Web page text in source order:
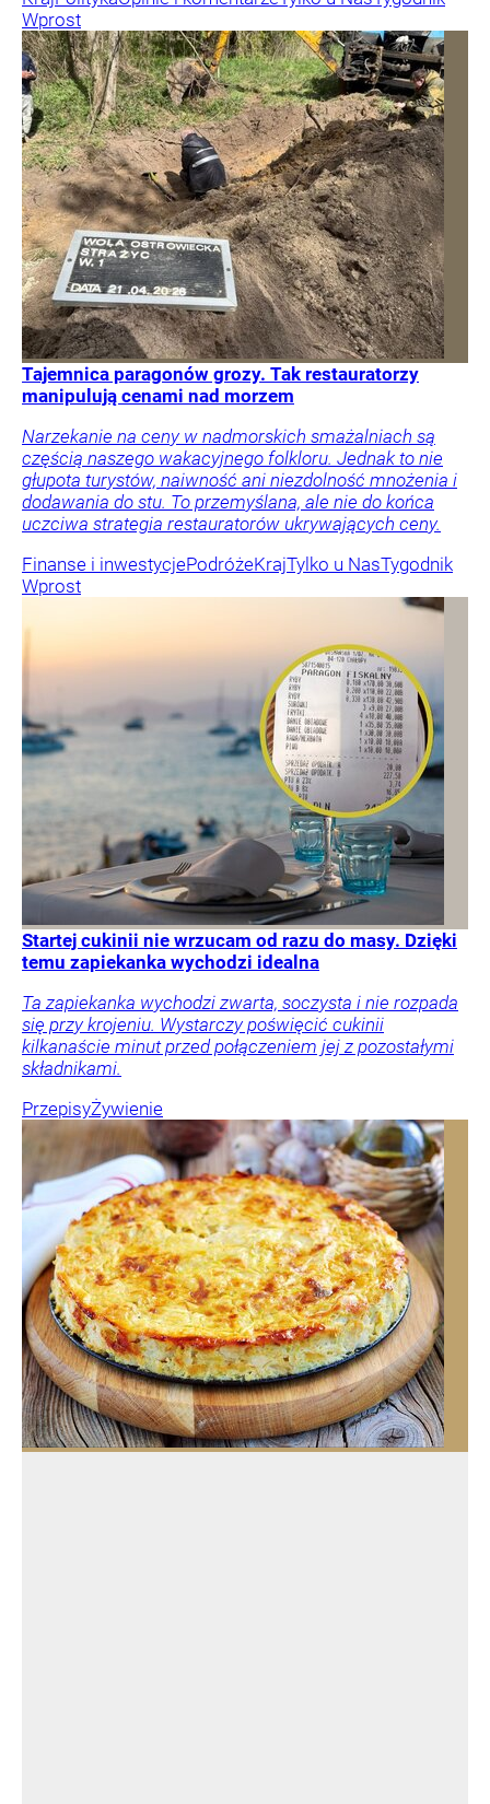
Wprost
Tajemnica paragonów grozy. Tak restauratorzy
manipulują cenami nad morzem
Narzekanie na ceny w nadmorskich smażalniach są
częścią naszego wakacyjnego folkloru. Jednak to nie
głupota turystów, naiwność ani niezdolność mnożenia i
dodawania do stu. To przemyślana, ale nie do końca
uczciwa strategia restauratorów ukrywających ceny.
Finanse i inwestycjePodróżeKrajTylko u NasTygodnik
Wprost
Startej cukinii nie wrzucam od razu do masy. Dzięki
temu zapiekanka wychodzi idealna
Ta zapiekanka wychodzi zwarta, soczysta i nie rozpada
się przy krojeniu. Wystarczy poświęcić cukinii
kilkanaście minut przed połączeniem jej z pozostałymi
składnikami.
PrzepisyŻywienie